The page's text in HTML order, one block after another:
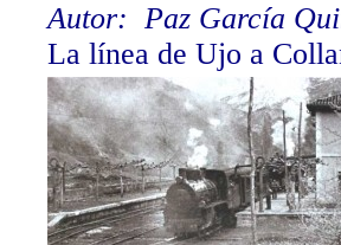
Autor: Paz García
La línea de Ujo a